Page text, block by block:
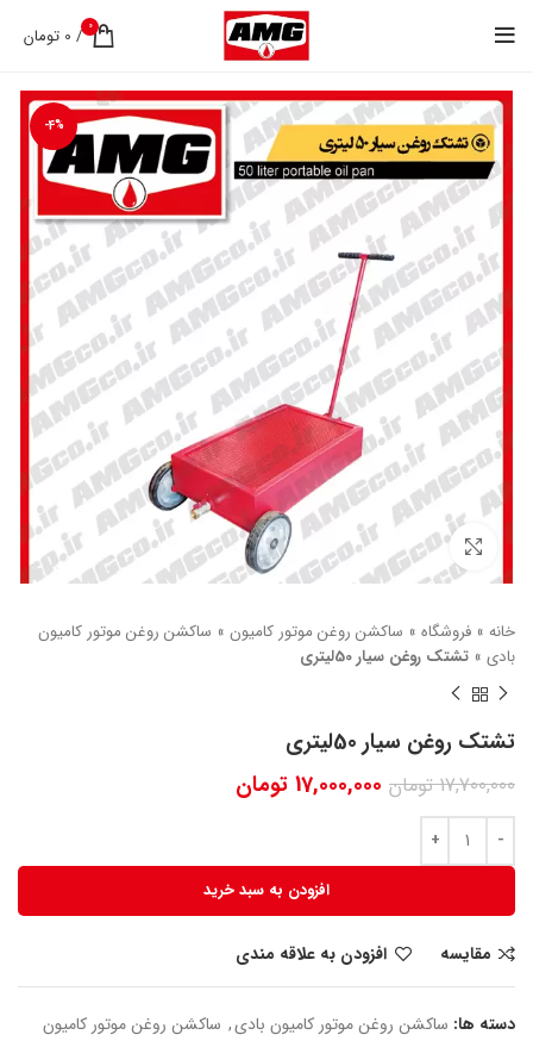
0
/
0 تومان
-4%
بزرگنمایی تصویر
خانه » فروشگاه » ساکشن روغن موتور کامیون » ساکشن روغن موتور کامیون
بادی » تشتک روغن سیار 50لیتری
تشتک روغن سیار 50لیتری
17,700,000تومان 17,000,000 تومان
افزودن به سبد خرید
مقایسه افزودن به علاقه مندی
دسته ها: ساکشن روغن موتور کامیون بادی, ساکشن روغن موتور کامیون